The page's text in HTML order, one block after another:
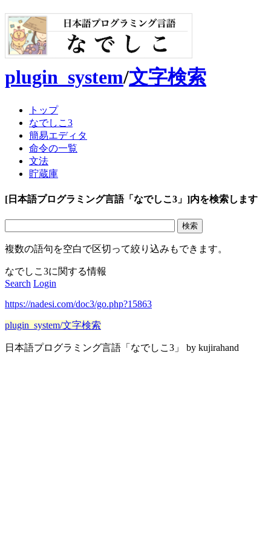
plugin_system/文字検索
トップ
なでしこ3
簡易エディタ
命令の一覧
文法
貯蔵庫
[日本語プログラミング言語「なでしこ3」]内を検索します
複数の語句を空白で区切って絞り込みもできます。
なでしこ3に関する情報
Search Login
https://nadesi.com/doc3/go.php?15863
plugin_system/文字検索
日本語プログラミング言語「なでしこ3」 by kujirahand